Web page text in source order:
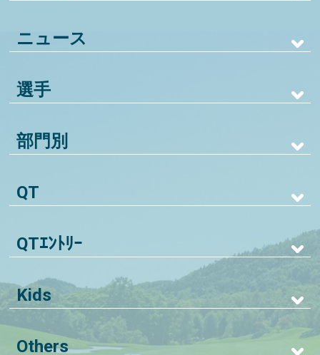
ニュース
選手
部門別
QT
QTｴﾝﾄﾘｰ
Kids
Others